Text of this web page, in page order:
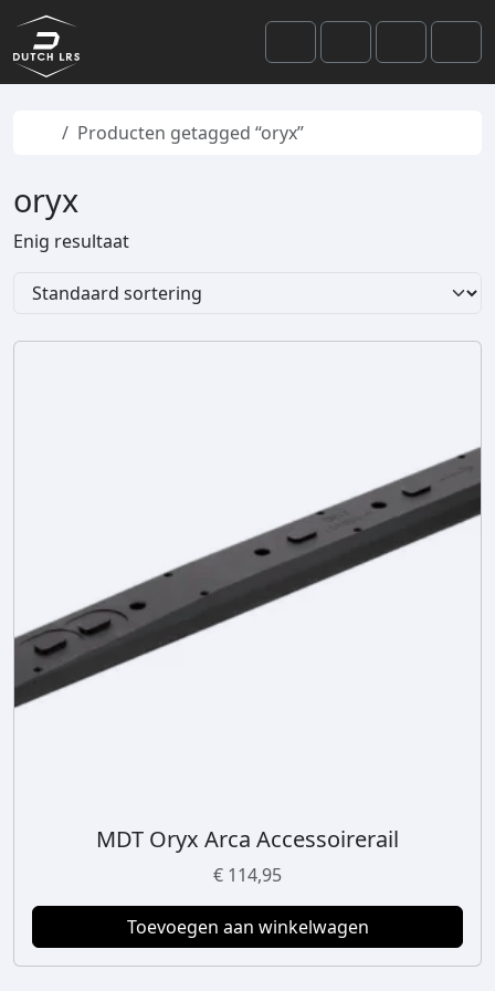
Skip to content
Skip to footer
SearchAccount
Cart
Home
Producten getagged “oryx”
oryx
Enig resultaat
MDT Oryx Arca Accessoirerail
€ 114,95
Toevoegen aan winkelwagen